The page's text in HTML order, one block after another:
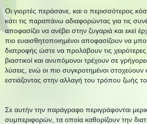
Οι γιορτές περάσανε, και ο περισσότερος
κάτι τις παραπάνω αδιαφορώντας για τις
αποφασίζει να ανέβει στην ζυγαριά και εκεί
πιο ευαισθητοποιημένοι αποφασίζουν να
διατροφής ώστε να προλάβουν τις
βιαστικοί και ανυπόμονοι τρέχουν σε
λύσεις, ενώ οι πιο συγκροτημένοι
εστιάζοντας στην αλλαγή του τρόπου ζωής
Σε αυτήν την παράγραφο περιγράφονται
συμπεριφορών, τα οποία καθορίζουν την